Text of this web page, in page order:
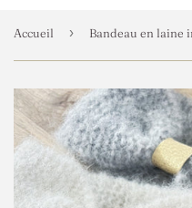
Accueil › Bandeau en laine